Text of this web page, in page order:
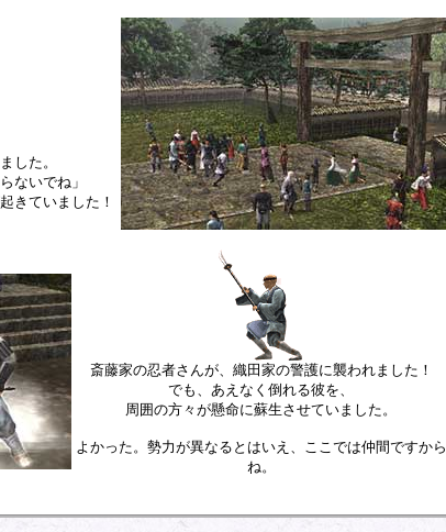
した。
ないでね」
きていました！
斎藤家の忍者さんが、織田家の警護に襲われました！
でも、あえなく倒れる彼を、
周囲の方々が懸命に蘇生させていました。
よかった。勢力が異なるとはいえ、ここでは仲間ですから
ね。